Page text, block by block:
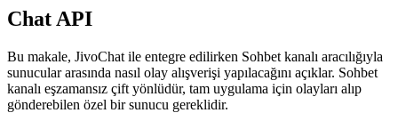
Chat API
Bu makale, JivoChat ile entegre edilirken Sohbet kanalı aracılığıyla
sunucular arasında nasıl olay alışverişi yapılacağını açıklar. Sohbet
kanalı eşzamansız çift yönlüdür, tam uygulama için olayları alıp
gönderebilen özel bir sunucu gereklidir.